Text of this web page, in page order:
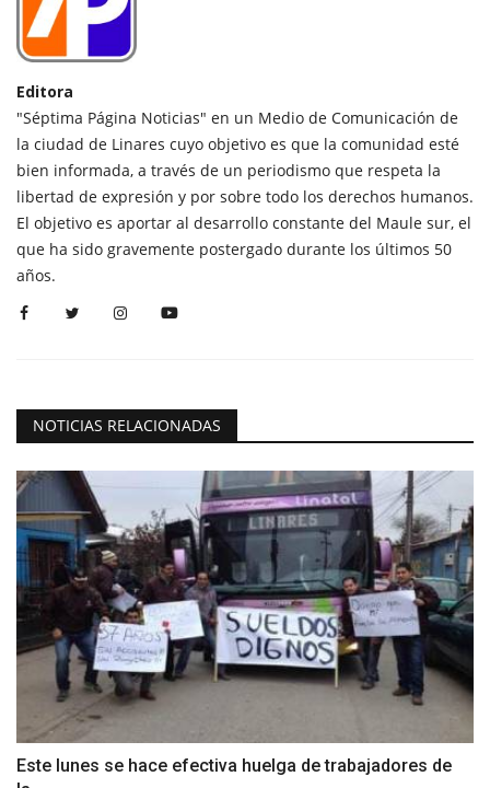
Editora
"Séptima Página Noticias" en un Medio de Comunicación de
la ciudad de Linares cuyo objetivo es que la comunidad esté
bien informada, a través de un periodismo que respeta la
libertad de expresión y por sobre todo los derechos humanos.
El objetivo es aportar al desarrollo constante del Maule sur, el
que ha sido gravemente postergado durante los últimos 50
años.
NOTICIAS RELACIONADAS
Este lunes se hace efectiva huelga de trabajadores de